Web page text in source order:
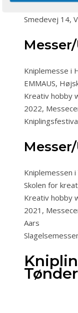
Smedevej 14,
Kniplemesse i
EMMAUS,
Kreativ hobby
2022,
Kniplemessen
Skolen for
Kreativ hobby
2021,
Aars